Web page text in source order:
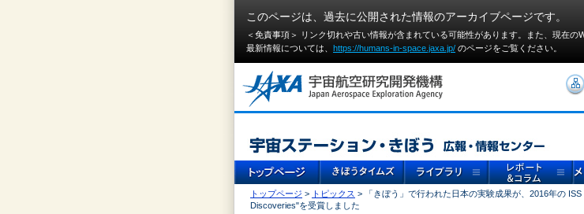
このページは、過去に公開された情報のアーカイブページです。
＜免責事項＞ リンク切れや古い情報が含まれている可能性があります。また、現在の
最新情報については、 https://humans-in-space.jaxa.jp/ のページをご覧ください。
トップページ > トピックス > 「きぼう」で行われた日本の実験成果が、2016年の
Discoveries"を受賞しました